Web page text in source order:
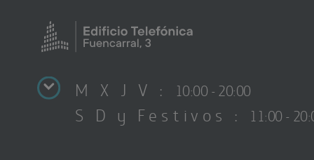
M X J V : 10:00 - 20:00
S D y Festivos : 11:00 -